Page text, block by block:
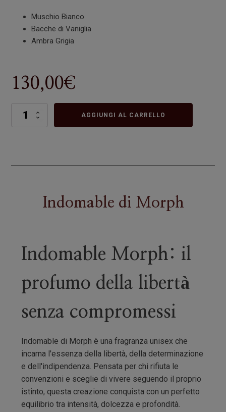
Muschio Bianco
Bacche di Vaniglia
Ambra Grigia
130,00€
Indomable
AGGIUNGI AL CARRELLO
Indomable di Morph
Indomable Morph: il
profumo della libertà
senza compromessi
Indomable di Morph è una fragranza unisex che
incarna l'essenza della libertà, della determinazione
e dell'indipendenza. Pensata per chi rifiuta le
convenzioni e sceglie di vivere seguendo il proprio
istinto, questa creazione conquista con un perfetto
equilibrio tra intensità, dolcezza e profondità.